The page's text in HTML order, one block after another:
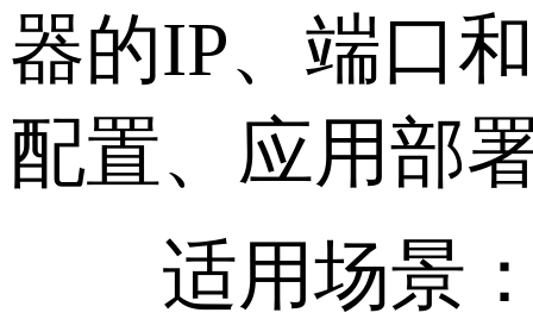
器的IP、端口
配置、应用部
适用场景：